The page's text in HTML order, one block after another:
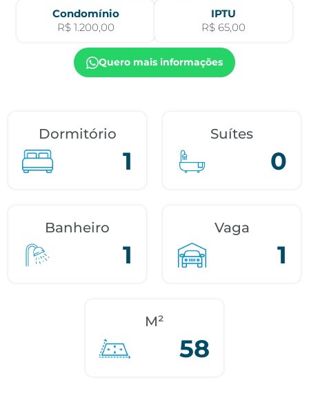
Condomínio
R$ 1.200,00
IPTU
R$ 65,00
Quero mais informações
Dormitório
1
Suítes
0
Banheiro
1
Vaga
1
M²
58